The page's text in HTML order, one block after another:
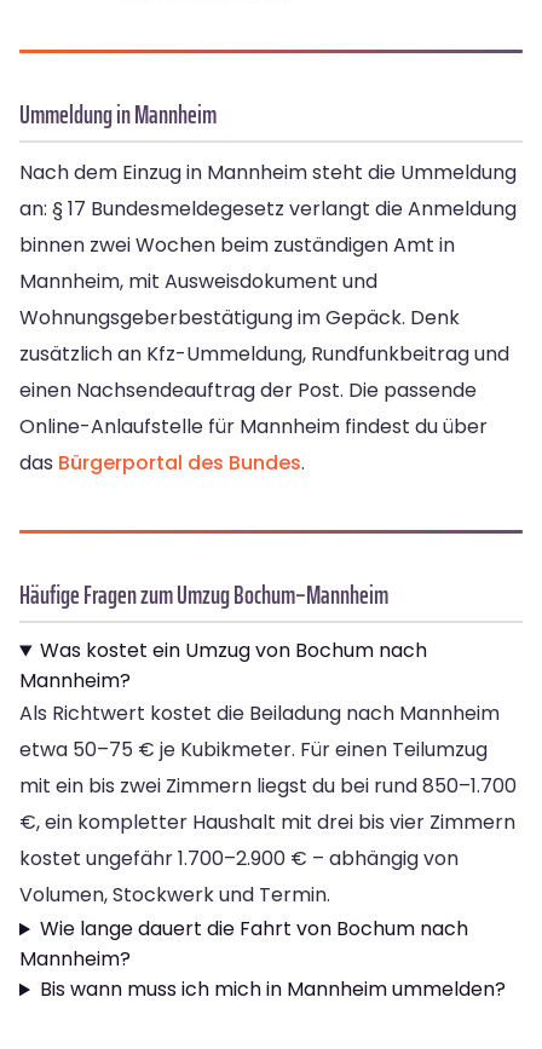
Ummeldung in Mannheim
Nach dem Einzug in Mannheim steht die Ummeldung
an: § 17 Bundesmeldegesetz verlangt die Anmeldung
binnen zwei Wochen beim zuständigen Amt in
Mannheim, mit Ausweisdokument und
Wohnungsgeberbestätigung im Gepäck. Denk
zusätzlich an Kfz-Ummeldung, Rundfunkbeitrag und
einen Nachsendeauftrag der Post. Die passende
Online-Anlaufstelle für Mannheim findest du über
das Bürgerportal des Bundes.
Häufige Fragen zum Umzug Bochum–Mannheim
Was kostet ein Umzug von Bochum nach
Mannheim?
Als Richtwert kostet die Beiladung nach Mannheim
etwa 50–75 € je Kubikmeter. Für einen Teilumzug
mit ein bis zwei Zimmern liegst du bei rund 850–1.700
€, ein kompletter Haushalt mit drei bis vier Zimmern
kostet ungefähr 1.700–2.900 € – abhängig von
Volumen, Stockwerk und Termin.
Wie lange dauert die Fahrt von Bochum nach
Mannheim?
Bis wann muss ich mich in Mannheim ummelden?